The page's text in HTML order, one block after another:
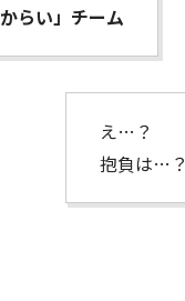
からい」チーム
え…？
抱負は…？